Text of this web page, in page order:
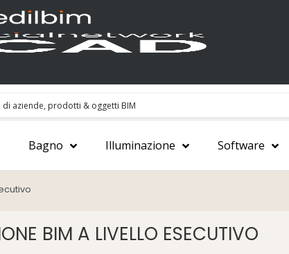
Bagno Illuminazione Software
BIM A LIVELLO ESECUTIVO